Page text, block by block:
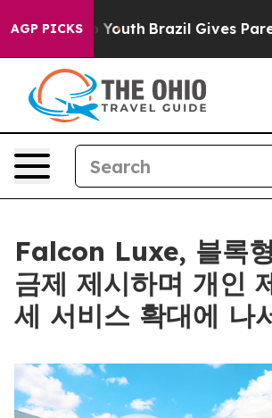
AGP PICKSto Youth Brazil Gives Parents
Falcon Luxe, 블록
금제 제시하며 개인
세 서비스 확대에 나